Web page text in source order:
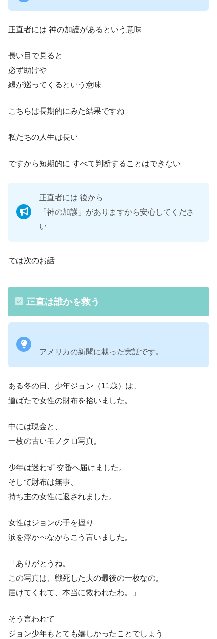
正直者には 神の加護があるという意味
長い目で見ると
必ず助けや
縁が巡ってくるという意味
こちらは長期的にみた結果ですね
私たちの人生は長い
ですから短期的に すべて判断することはできない
正直者には 後から
「神の加護」がありますから安心してくださ
い
では次のお話
正直は誰かを救う
アメリカの新聞に載った実話です。
ある冬の日、少年ジョン（11歳）は、
道ばたで女性の財布を拾いました。
中には現金と、
一枚の古いモノクロ写真。
少年は迷わず 交番へ届けました。
そして財布は無事、
持ち主の女性に返されました。
女性はジョンの手を握り
涙を浮かべながらこう言いました。
「ありがとうね。
この写真は、戦死した夫の最後の一枚なの。
届けてくれて、本当に救われたわ。」
そう言われて
ジョン少年もとても嬉しかったことでしょう